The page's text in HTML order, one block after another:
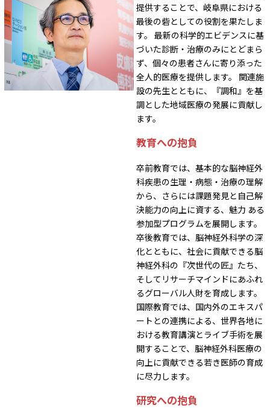
提供することで、岐阜県における
最後の砦としての役割を果たしま
す。 最新の科学的エビデンスに基
づいた診断・治療のみにとどまら
ず、個々の患者さんに寄り添った
全人的医療を提供します。 関連施
設の先生とともに、『調和』を基
調とした地域医療の発展に貢献し
ます。
教育への抱負
卒前教育では、基本的な脳神経外
科疾患の生理・病態・治療の理解
から、さらには課題発見と自己解
決能力の向上に資する、魅力 ある
参加型プログラムを展開します。
卒後教育では、脳神経外科学の深
化とともに、社会に貢献できる脳
神経外科の『次世代の匠』たち、
そしてリサーチマインドにあふれ
るグローバル人財を育成します。
国際教育では、国内外のエキスパ
ートとの連携による、世界各地に
おける教育講演とライブ手術を展
開することで、脳神経外科医療の
向上に貢献できる若き医師の育成
に尽力します。
研究への抱負